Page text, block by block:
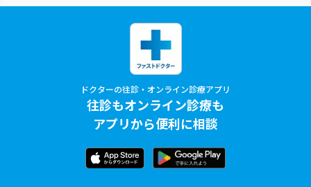
ドクターの往診・オンライン診療アプリ
往診もオンライン診療も
アプリから便利に相談